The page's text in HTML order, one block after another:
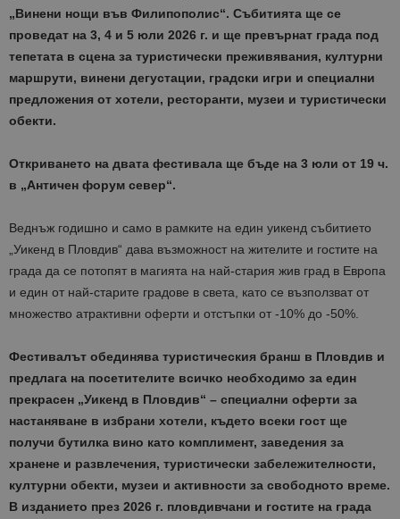
„Винени нощи във Филипополис“. Събитията ще се
проведат на 3, 4 и 5 юли 2026 г. и ще превърнат града под
тепетата в сцена за туристически преживявания, културни
маршрути, винени дегустации, градски игри и специални
предложения от хотели, ресторанти, музеи и туристически
обекти.
Откриването на двата фестивала ще бъде на 3 юли от 19 ч.
в „Античен форум север“.
Веднъж годишно и само в рамките на един уикенд събитието
„Уикенд в Пловдив“ дава възможност на жителите и гостите на
града да се потопят в магията на най-стария жив град в Европа
и един от най-старите градове в света, като се възползват от
множество атрактивни оферти и отстъпки от -10% до -50%.
Фестивалът обединява туристическия бранш в Пловдив и
предлага на посетителите всичко необходимо за един
прекрасен „Уикенд в Пловдив“ – специални оферти за
настаняване в избрани хотели, където всеки гост ще
получи бутилка вино като комплимент, заведения за
хранене и развлечения, туристически забележителности,
културни обекти, музеи и активности за свободното време.
В изданието през 2026 г. пловдивчани и гостите на града